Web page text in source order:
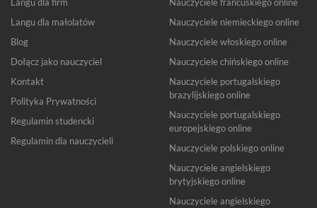
Langu dla małolatów
Blog
Dołącz jako nauczyciel
Kontakt
Polityka Prywatności
Regulamin studencki
Regulamin dla nauczycieli
Nauczyciele niemieckiego online
Nauczyciele włoskiego online
Nauczyciele chińskiego online
Nauczyciele portugalskiego
brazylijskiego online
Nauczyciele portugalskiego
europejskiego online
Nauczyciele polskiego online
Nauczyciele angielskiego
brytyjskiego online
Nauczyciele angielskiego